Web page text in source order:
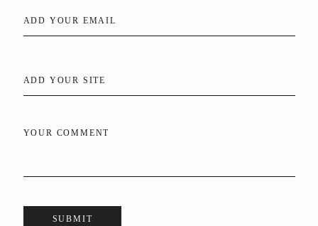
ADD YOUR EMAIL
ADD YOUR SITE
YOUR COMMENT